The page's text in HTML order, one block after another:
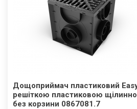
Дощоприймач пластиковий
решіткою пластиковою
без корзини 0867081.7